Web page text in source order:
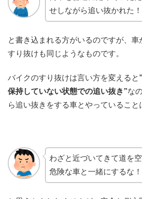
せしながら追い抜かれた！
と書き込まれる方がいるのですが、
すり抜けも同じようなものです。
バイクのすり抜けは言い方を変えると
保持していない状態での追い抜き”な
ら追い抜きをする車とやっていること
わざと近づいてきて道を
危険な車と一緒にするな！